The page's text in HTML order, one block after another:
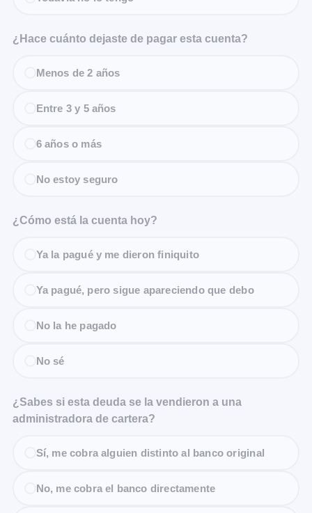
¿Hace cuánto dejaste de pagar esta cuenta?
Menos de 2 años
Entre 3 y 5 años
6 años o más
No estoy seguro
¿Cómo está la cuenta hoy?
Ya la pagué y me dieron finiquito
Ya pagué, pero sigue apareciendo que debo
No la he pagado
No sé
¿Sabes si esta deuda se la vendieron a una
administradora de cartera?
Sí, me cobra alguien distinto al banco original
No, me cobra el banco directamente